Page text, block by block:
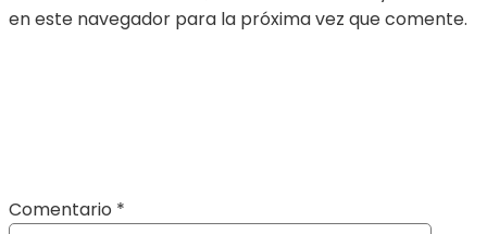
en este navegador para la próxima vez que comente.
Comentario *